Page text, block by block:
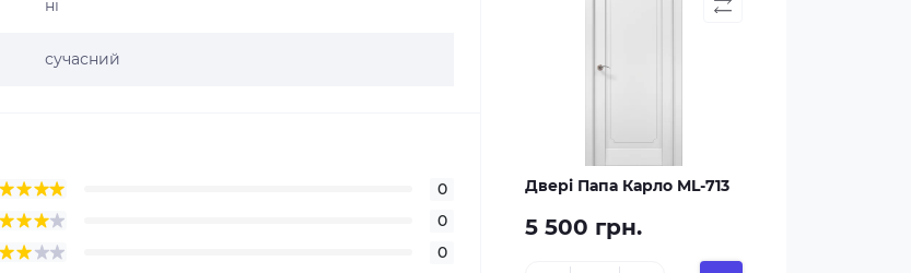
ні
сучасний
0
0
0
Двері Папа Карло ML-713
5 500 грн.